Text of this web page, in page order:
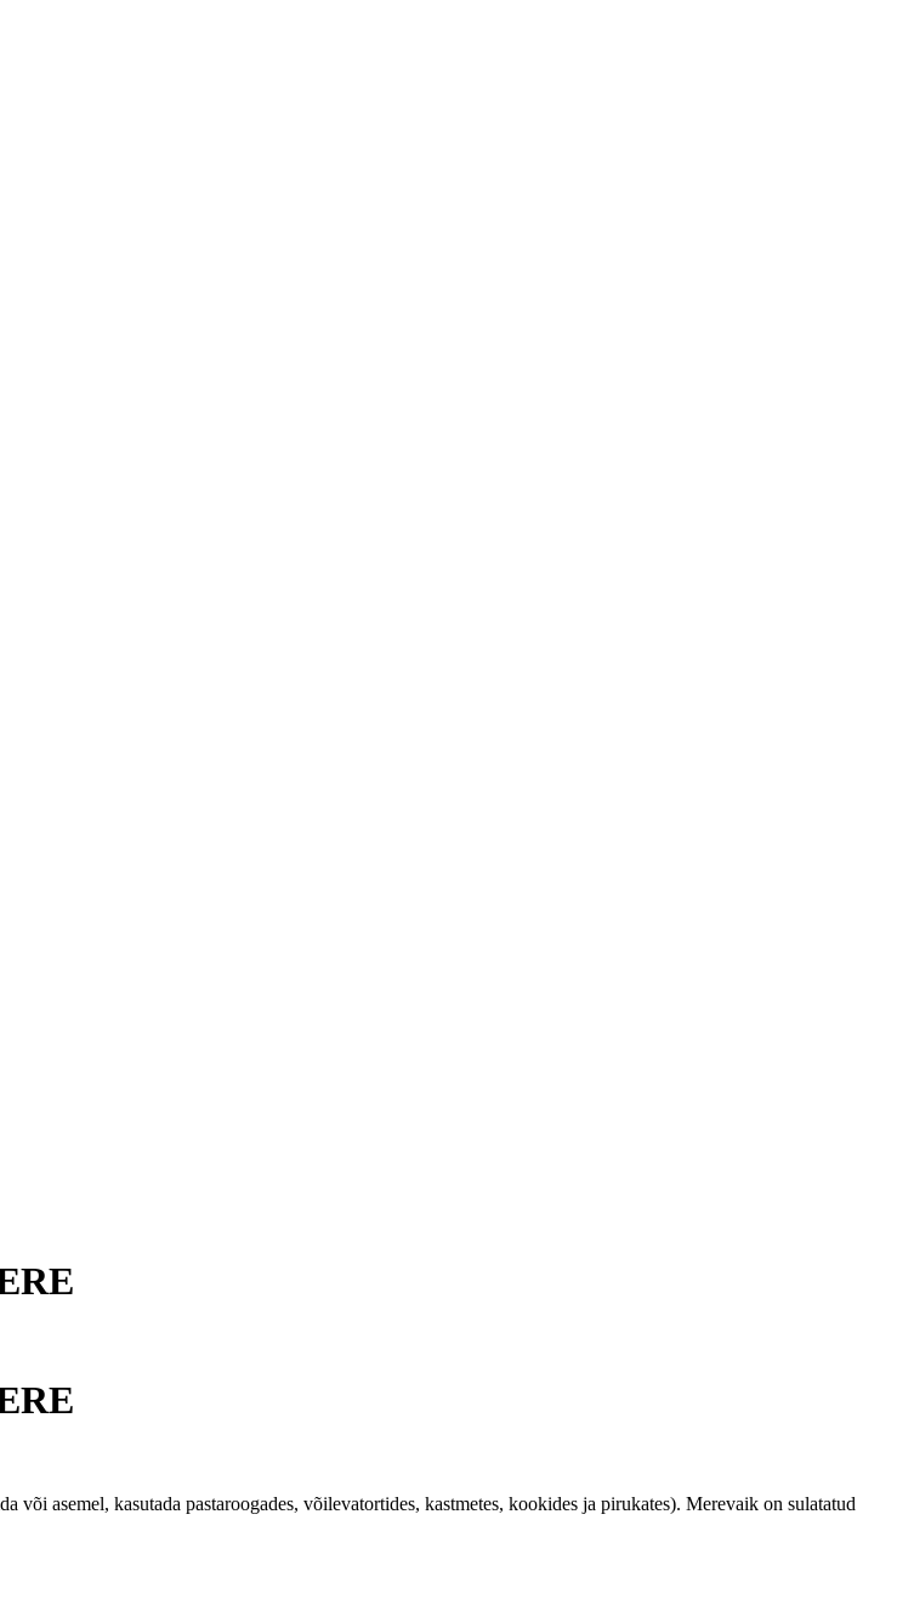
asemel, kasutada pastaroogades, võilevatortides, kastmetes, kookides ja pirukates). Merevaik on sulatatud